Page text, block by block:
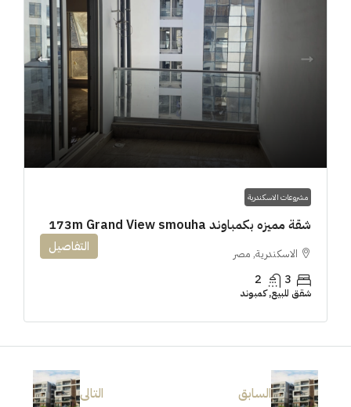
مشروعات الاسكندرية
شقة مميزه بكمباوند 173m Grand View smouha
الاسكندرية, مصر
3
2
شقق للبيع, كمبوند
التفاصيل
السابق التالى